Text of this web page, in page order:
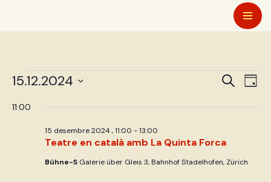
Vés
visual
cerca
CercaDia
15.12.2024
11:00
Teatre en català amb La Quinta Forca
15 desembre 2024 , 11:00 -13:00
Bühne-S Galerie über Gleis 3, Bahnhof Stadelhofen, Zürich